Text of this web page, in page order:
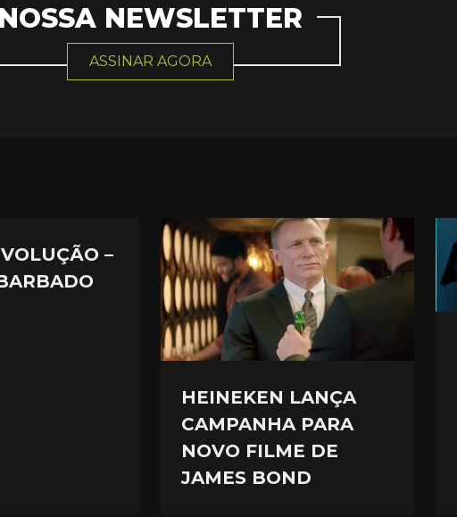
NOSSA NEWSLETTER
ASSINAR AGORA
–
HEINEKEN LANÇA
CAMPANHA PARA
NOVO FILME DE
JAMES BOND